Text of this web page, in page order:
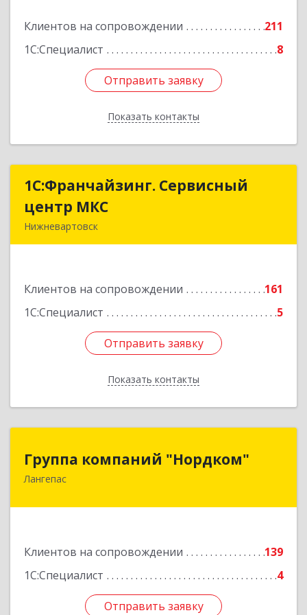
Клиентов на сопровождении
211
1С:Специалист
8
Отправить заявку
Показать контакты
Подробнее
Отправить заявку
Назад
1С:Франчайзинг. Сервисный
центр МКС
Нижневартовск
Клиентов на сопровождении
161
1С:Специалист
5
Отправить заявку
Показать контакты
1С:Франчайзинг. Сервисный
Подробнее
Отправить заявку
Назад
Группа компаний "Нордком"
Лангепас
Клиентов на сопровождении
139
1С:Специалист
4
Отправить заявку
Группа компаний "Нордком"
628672, Тюменская обл, Лангепас г., Солнечная
Отправить заявку